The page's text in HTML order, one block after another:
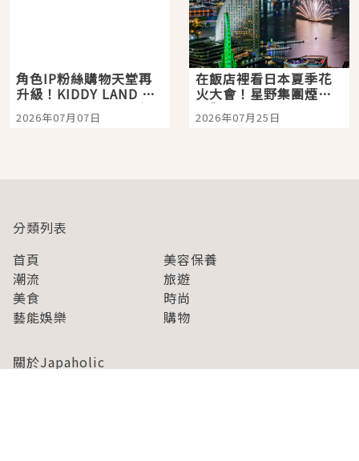
角色IP粉絲購物天堂再
升級！KIDDY LAND 原
宿店吉伊卡哇迎客，新
開幕 OMOKADO 店3分
2026年07月07日
在飯店裡看日本夏季花
火大會！星野集團煙火
景觀飯店6選，讓你不用
人擠人悠閒欣賞
2026年07月25日
分類列表
首頁
美容保養
潮流
旅遊
美食
時尚
藝能娛樂
購物
關於Japaholic